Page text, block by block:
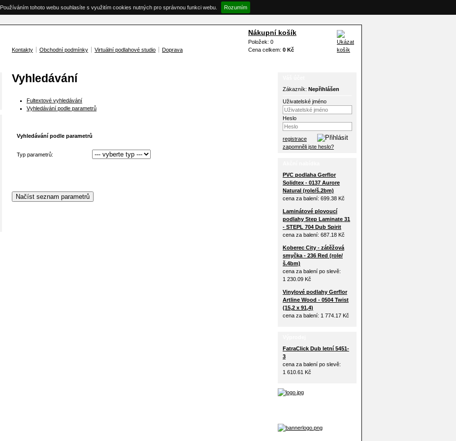
Používáním tohoto webu souhlasíte s využitím cookies nutných pro správnou funkci webu. Rozumím
Kontakty Obchodní podmínky Virtuální podlahové studio Doprava
Nákupní košík
Položek: 0
Cena celkem: 0 Kč
Vyhledávání
Fultextové vyhledávání
Vyhledávání podle parametrů
Vyhledávání podle parametrů
Typ parametrů:
Zákazník: Nepřihlášen
Uživatelské jméno
Heslo
registrace
zapomněli jste heslo?
PVC podlaha Gerflor
Solidtex - 0137 Aurore
Natural (role/š.2bm)
cena za balení: 699.38 Kč
Laminátové plovoucí
podlahy Step Laminate 31
- STEPL 704 Dub Spirit
cena za balení: 687.18 Kč
Koberec City - zátěžová
smyčka - 236 Red (role/
š.4bm)
cena za balení po slevě:
1 230.09 Kč
Vinylové podlahy Gerflor
Artline Wood - 0504 Twist
(15,2 x 91,4)
cena za balení: 1 774.17 Kč
FatraClick Dub letní 5451-
3
cena za balení po slevě:
1 610.61 Kč